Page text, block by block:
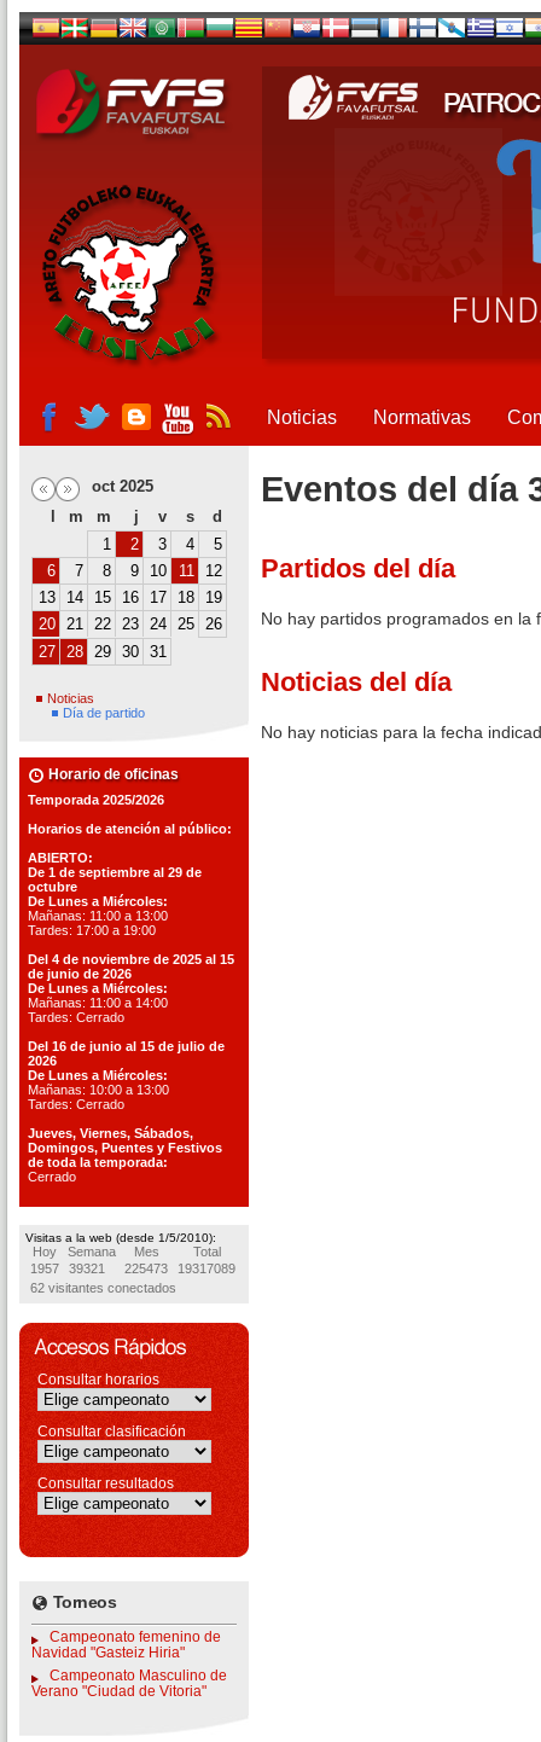
Noticias Normativas
oct 2025
m m j v s
d
1
2 3 4
5
6
7 8 9 10 11
12
13
14 15 16 17 18
19
20 21 22 23 24 25 26
27 28 29 30 31
Noticias
Día de partido
Horario de oficinas
Temporada 2025/2026
Horarios de atención al público:
ABIERTO:
De 1 de septiembre al 29 de
octubre
De Lunes a Miércoles:
Mañanas: 11:00 a 13:00
Tardes: 17:00 a 19:00
Del 4 de noviembre de 2025 al 15
de junio de 2026
De Lunes a Miércoles:
Mañanas: 11:00 a 14:00
Tardes: Cerrado
Del 16 de junio al 15 de julio de
2026
De Lunes a Miércoles:
Mañanas: 10:00 a 13:00
Tardes: Cerrado
Jueves, Viernes, Sábados,
Domingos, Puentes y Festivos
de toda la temporada:
Cerrado
Visitas a la web (desde 1/5/2010):
Hoy Semana Mes
Total
1957
39321 225473
19317089
62 visitantes conectados
Consultar horarios
Consultar clasificación
Consultar resultados
Torneos
Campeonato femenino de
Navidad "Gasteiz Hiria"
Campeonato Masculino de
Verano "Ciudad de Vitoria"
Eventos del día
Partidos del día
No hay partidos programados en la
Noticias del día
No hay noticias para la fecha